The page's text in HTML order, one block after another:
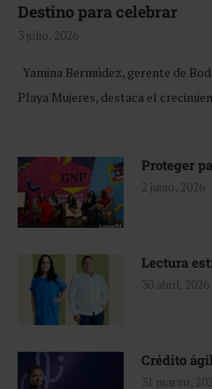
Destino para celebrar
3 julio, 2026
Yamina Bermúdez, gerente de
Playa Mujeres, destaca el
Proteger
2 junio, 2026
Lectura
30 abril, 2026
Crédito
31 marzo,